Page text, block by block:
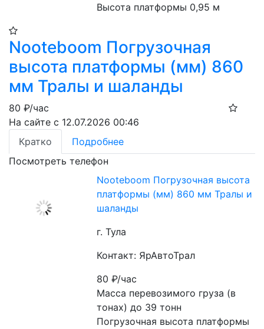
Высота платформы 0,95 м
Nooteboom Погрузочная
высота платформы (мм) 860
мм Тралы и шаланды
80 ₽/час
На сайте с 12.07.2026 00:46
Кратко
Подробнее
Посмотреть телефон
Nooteboom Погрузочная высота
платформы (мм) 860 мм Тралы и
шаланды
г. Тула
Контакт: ЯрАвтоТрал
80₽/час
Масса перевозимого груза (в
тонах) до 39 тонн
Погрузочная высота платформы